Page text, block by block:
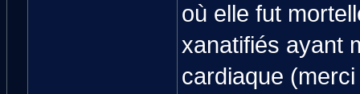
où elle fut
xanatifiés ayant
cardiaque